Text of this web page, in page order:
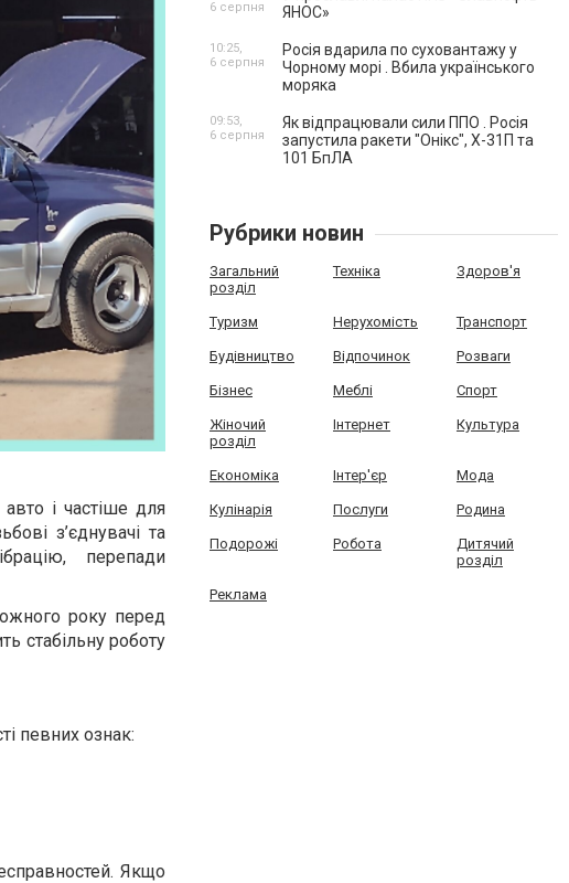
і частіше для
з’єднувачі та
перепади
року перед
стабільну роботу
певних ознак:
Якщо
ЯНОС»
6 серпня
Росія вдарила по суховантажу у
Чорному морі . Вбила українського
моряка
10:25,
6 серпня
Як відпрацювали сили ППО . Росія
запустила ракети "Онікс", Х-31П та
101 БпЛА
09:53,
6 серпня
Рубрики новин
Загальний
розділ
Техніка Здоров'я
Туризм Нерухомість Транспорт
Будівництво Відпочинок Розваги
Бізнес Меблі Спорт
Жіночий
розділ
Інтернет Культура
Економіка Інтер'єр Мода
Кулінарія Послуги Родина
Подорожі Робота
Дитячий
розділ
Реклама